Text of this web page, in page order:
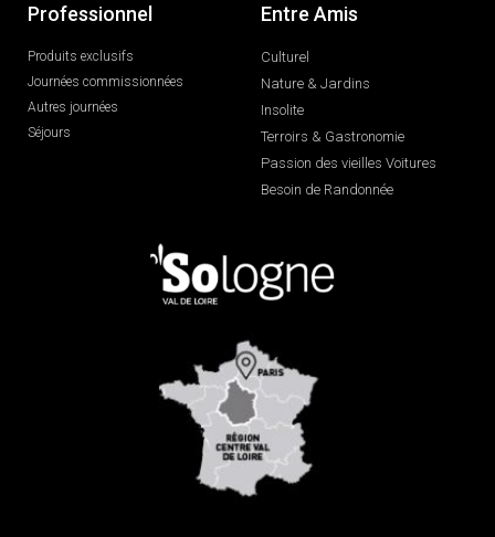
Professionnel
Produits exclusifs
Journées commissionnées
Autres journées
Séjours
Entre Amis
Culturel
Nature & Jardins
Insolite
Terroirs & Gastronomie
Passion des vieilles Voitures
Besoin de Randonnée